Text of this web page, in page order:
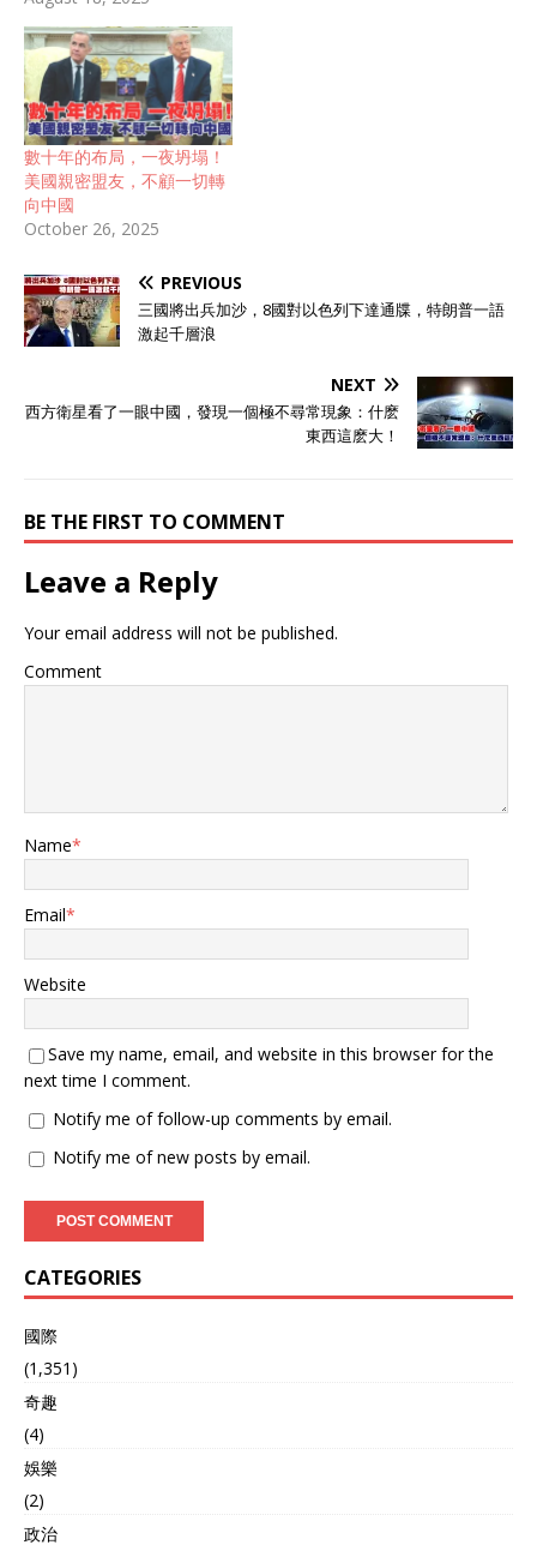
把，看中国会不会先眨眼。
可形势比人强——如果关税
战重启，美国供应链必然大
乱，关键产业瞬间受冲击。
权衡再三，特朗普不得不在
最后时刻签下延期令，把休
战期再延长90天。 这一幕很
戏剧化，但真正的惊喜，还
在后面。 就在中美同时宣布
中国商务部连发三份公告，
精准落在三国身上——印
度、日本、加拿大。 对印
和加拿大，就是坏消息了
同类产品最高40.5%，油菜
籽高达75.8%保证金，还要
对豌豆淀粉启动新调查。 这
不是随便敲打，这是有分
拿大：雪上加霜 本来，特朗
普刚刚宣布对加拿大商品加
征35%关税。加拿大硬刚美
的“独苗”——别人没挨的
打，它全挨上了。 中国是全
球最大的油菜籽进口国，而
加拿大一半以上的油菜籽都
卖给中国，2024年出口额接
近50亿加元。现在一纸保证
金裁定，直接让加拿大业内
炸了锅。 有交易商直
言：“这就是在告诉加拿大，
我们不稀罕你的油菜籽。”
有人心存侥幸，觉得中国短
期找不到替代来源。但彭博
多元化进口，俄罗斯、蒙
古、澳大利亚、印度的供应
渠道正在成形，加拿大的市
场份额迟早被蚕食。 值得回
顾的是，今年6月，李强总
理还曾与加拿大总理卡尼通
电话，明确希望两国“相向而
行”，恢复高层交流，扩大贸
意改善关系，但转头就延续
特鲁多时期的对华强硬路
到美国那边。 等到与特朗普
的谈判没讨到什么好处，反
而把自己推到中美反制的夹
缝里，如今想回头，恐怕要
付出更高代价。 相比加拿
大，日本的处境更像“赔了夫
數十年的布局，一夜坍塌！
美國親密盟友，不顧一切轉
向中國
October 26, 2025
PREVIOUS
三國將出兵加沙，8國對以色列下達通牒，特朗普一語
激起千層浪
NEXT
西方衛星看了一眼中國，發現一個極不尋常現象：什麽
東西這麽大！
BE THE FIRST TO COMMENT
Leave a Reply
Your email address will not be published.
Comment
Name*
Email*
Website
Save my name, email, and website in this browser for the
next time I comment.
Notify me of follow-up comments by email.
Notify me of new posts by email.
CATEGORIES
國際
(1,351)
奇趣
(4)
娛樂
(2)
政治